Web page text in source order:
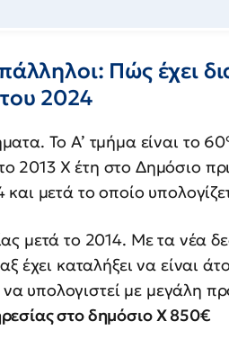
Πώς έχει
2024
Το Α’ τμήμα είναι το
Χ έτη στο Δημόσιο
μετά το οποίο
μετά το 2014. Με τα νέα
έχει καταλήξει να είναι
υπολογιστεί με μεγάλη
στο δημόσιο Χ 850€